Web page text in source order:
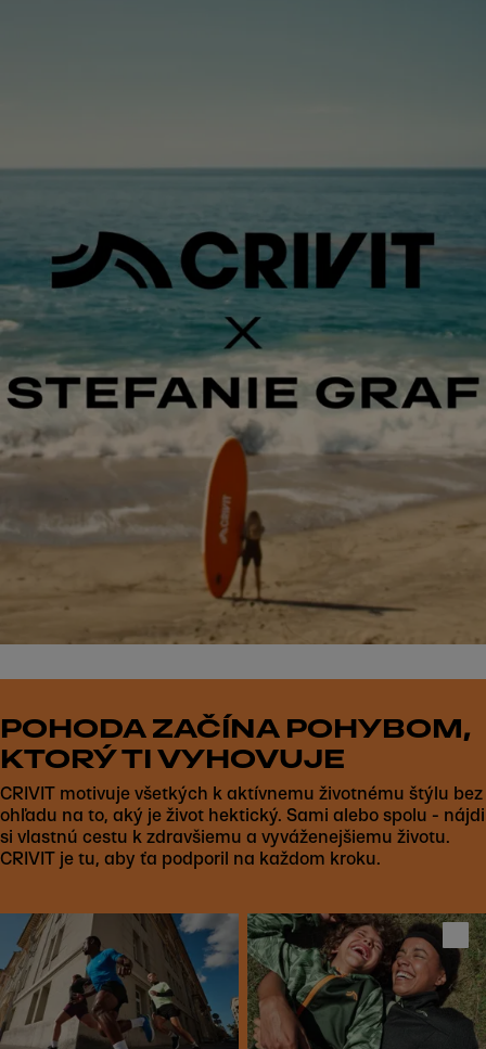
Play
POHODA ZAČÍNA POHYBOM,
KTORÝ TI VYHOVUJE
CRIVIT motivuje všetkých k aktívnemu životnému štýlu bez
ohľadu na to, aký je život hektický. Sami alebo spolu - nájdi
si vlastnú cestu k zdravšiemu a vyváženejšiemu životu.
CRIVIT je tu, aby ťa podporil na každom kroku.